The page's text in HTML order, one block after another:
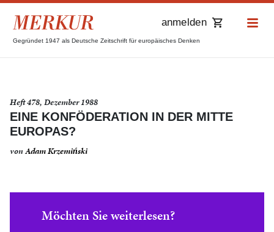
Gegründet 1947 als Deutsche Zeitschrift für europäisches Denken
anmelden
Heft 478, Dezember 1988
EINE KONFÖDERATION IN DER MITTE
EUROPAS?
vonAdam Krzemiński
Möchten Sie weiterlesen?